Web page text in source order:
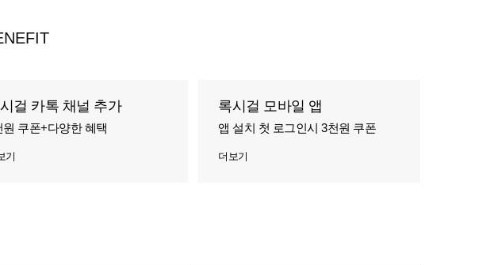
걸 카톡 채널 추가
원 쿠폰+다양한 혜택
기
록시걸 모바일 앱
앱 설치 첫 로그인시 3천원 쿠폰
더보기